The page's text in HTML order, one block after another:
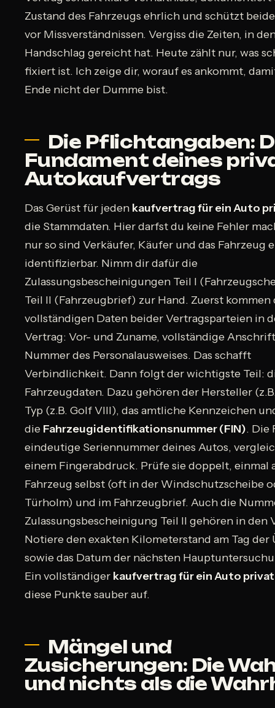
Zustand des Fahrzeugs ehrlich und schützt
vor Missverständnissen. Vergiss die Zeiten, in
Handschlag gereicht hat. Heute zählt nur, was
fixiert ist. Ich zeige dir, worauf es ankommt,
Ende nicht der Dumme bist.
Die Pflichtangaben:
Fundament deines
Autokaufvertrags
Das Gerüst für jeden kaufvertrag für ein Auto
die Stammdaten. Hier darfst du keine Fehler
nur so sind Verkäufer, Käufer und das Fahrzeug
identifizierbar. Nimm dir dafür die
Zulassungsbescheinigungen Teil I
Teil II (Fahrzeugbrief) zur Hand. Zuerst kommen
vollständigen Daten beider Vertragsparteien in
Vertrag: Vor- und Zuname, vollständige
Nummer des Personalausweises. Das schafft
Verbindlichkeit. Dann folgt der wichtigste Teil:
Fahrzeugdaten. Dazu gehören der Hersteller
Typ (z.B. Golf VIII), das amtliche Kennzeichen
die Fahrzeugidentifikationsnummer (FIN). Die
eindeutige Seriennummer deines Autos,
einem Fingerabdruck. Prüfe sie doppelt, einmal
Fahrzeug selbst (oft in der Windschutzscheibe
Türholm) und im Fahrzeugbrief. Auch die
Zulassungsbescheinigung Teil II gehören in den
Notiere den exakten Kilometerstand am Tag der
sowie das Datum der nächsten
Ein vollständiger kaufvertrag für ein Auto privat
diese Punkte sauber auf.
Mängel und
Zusicherungen: Die
und nichts als die